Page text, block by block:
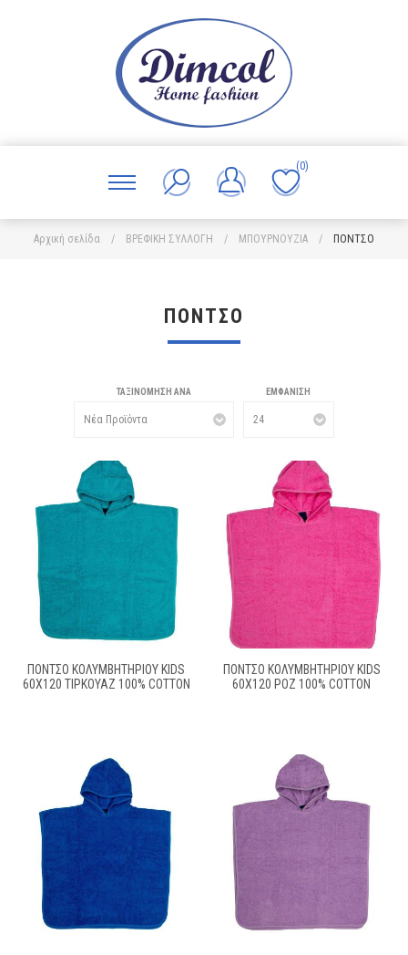
(0)
Αρχική σελίδα / ΒΡΕΦΙΚΗ ΣΥΛΛΟΓΗ / ΜΠΟΥΡΝΟΥΖΙΑ / ΠΟΝΤΣΟ
ΠΟΝΤΣΟ
ΤΑΞΙΝΌΜΗΣΗ ΑΝΆ ΕΜΦΆΝΙΣΗ
ΠΌΝΤΣΟ ΚΟΛΥΜΒΗΤΗΡΊΟΥ KIDS
60X120 ΤΙΡΚΟΥΆΖ 100% COTTON
ΠΌΝΤΣΟ ΚΟΛΥΜΒΗΤΗΡΊΟΥ KIDS
60X120 ΡΟΖ 100% COTTON